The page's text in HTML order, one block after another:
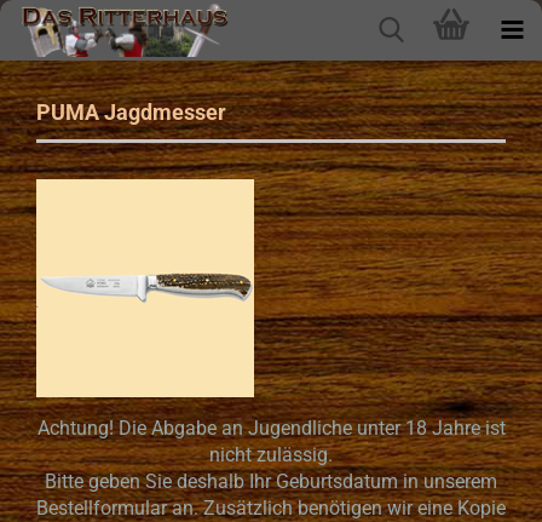
PUMA Jagdmesser
Achtung! Die Abgabe an Jugendliche unter 18 Jahre ist
nicht zulässig.
Bitte geben Sie deshalb Ihr Geburtsdatum in unserem
Bestellformular an. Zusätzlich benötigen wir eine Kopie